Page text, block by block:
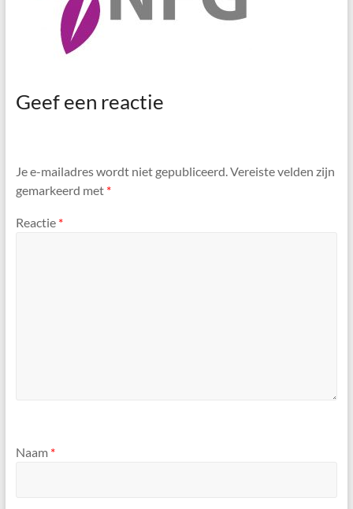
Geef een reactie
Je e-mailadres wordt niet gepubliceerd. Vereiste velden zijn
gemarkeerd met *
Reactie *
Naam *